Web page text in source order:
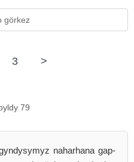
görkez
3 >
79
naharhana gap-